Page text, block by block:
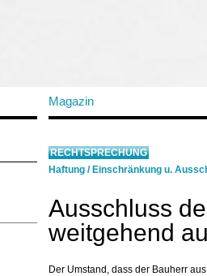
Magazin
RECHTSPRECHUNG
Haftung / Einschränkung u.
Ausschluss
weitgehend
Der Umstand, dass der Bauherr